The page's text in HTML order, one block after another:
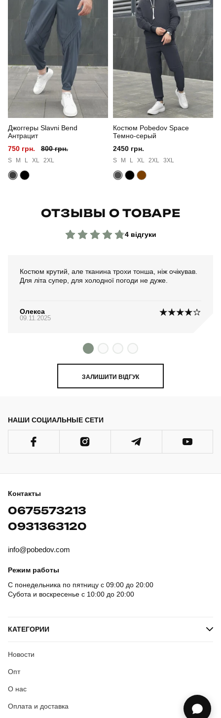
весна-осінь
Склад тканини 80% бавовна, 15% поліестер, 5% еластан
Країна - виробник
Джоггеры Slavni Bend
Антрацит
750 грн.
800 грн.
S M L XL 2XL
Костюм Pobedov Space
Темно-серый
2450 грн.
S M L XL 2XL 3XL
ОТЗЫВЫ О ТОВАРЕ
4 відгуки
Костюм крутий, але тканина трохи тонша, ніж очікував.
Для літа супер, для холодної погоди не дуже.
Олекса
09.11.2025
ЗАЛИШИТИ ВІДГУК
НАШИ СОЦИАЛЬНЫЕ СЕТИ
Контакты
0675573213
0931363120
info@pobedov.com
Режим работы
С понедельника по пятницу с 09:00 до 20:00
Субота и воскресенье с 10:00 до 20:00
КАТЕГОРИИ
Новости
Опт
О нас
Оплата и доставка